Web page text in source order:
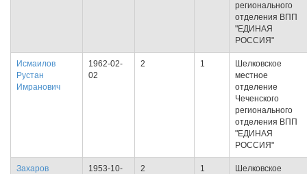
регионального
отделения ВПП
"ЕДИНАЯ
РОССИЯ"
Исмаилов
Рустан
Имранович
1962-02-
02
2 1
Шелковское
местное
отделение
Чеченского
регионального
отделения ВПП
"ЕДИНАЯ
РОССИЯ"
Захаров
1953-10-
2 1
Шелковское